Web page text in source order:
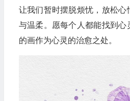
让我们暂时摆脱烦忧，放松心
与温柔。愿每个人都能找到
的画作为心灵的治愈之处。